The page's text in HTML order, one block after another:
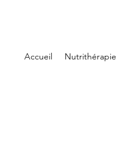
Accueil Nutrithérapie